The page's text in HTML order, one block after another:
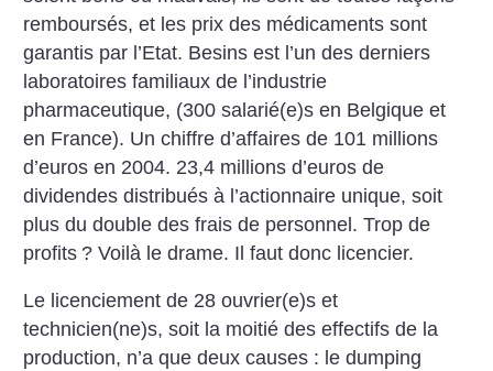
remboursés, et les prix des médicaments sont
garantis par l’Etat. Besins est l’un des derniers
laboratoires familiaux de l’industrie
pharmaceutique, (300 salarié(e)s en Belgique et
en France). Un chiffre d’affaires de 101 millions
d’euros en 2004. 23,4 millions d’euros de
dividendes distribués à l’actionnaire unique, soit
plus du double des frais de personnel. Trop de
profits ? Voilà le drame. Il faut donc licencier.
Le licenciement de 28 ouvrier(e)s et
technicien(ne)s, soit la moitié des effectifs de la
production, n’a que deux causes : le dumping